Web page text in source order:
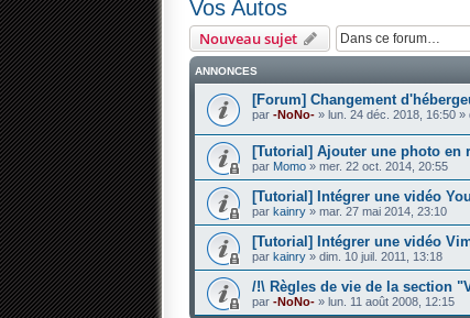
Vos Autos
Nouveau sujet
ANNONCES
[Forum] Changement
par -NoNo- » lun. 24 déc. 2018, 16:50 »
[Tutorial] Ajouter une photo en
par Momo » mer. 22 oct. 2014, 20:55
[Tutorial] Intégrer une vidéo
par kainry » mar. 27 mai 2014, 23:10
[Tutorial] Intégrer une vidéo
par kainry » dim. 10 juil. 2011, 13:18
/!\ Règles de vie de la section
par -NoNo- » lun. 11 août 2008, 12:15